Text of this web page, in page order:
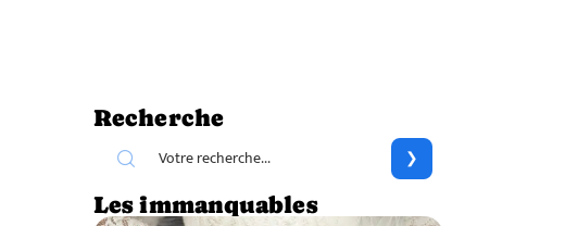
Recherche
Les immanquables